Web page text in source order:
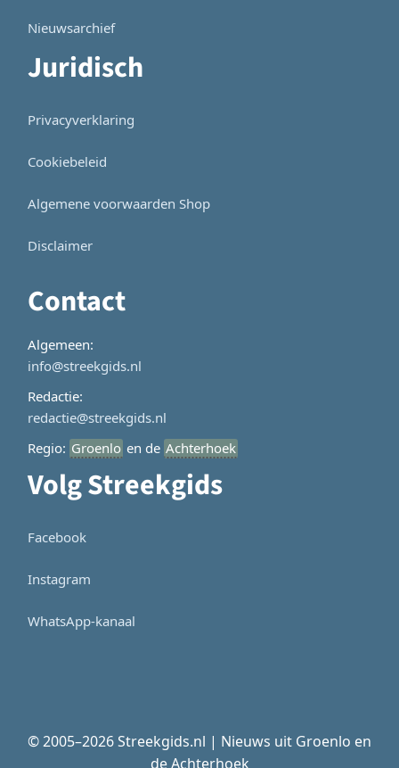
Nieuwsarchief
Juridisch
Privacyverklaring
Cookiebeleid
Algemene voorwaarden Shop
Disclaimer
Contact
Algemeen:
info@streekgids.nl
Redactie:
redactie@streekgids.nl
Regio: Groenlo en de Achterhoek
Volg Streekgids
Facebook
Instagram
WhatsApp-kanaal
© 2005–2026 Streekgids.nl | Nieuws uit Groenlo en
de Achterhoek